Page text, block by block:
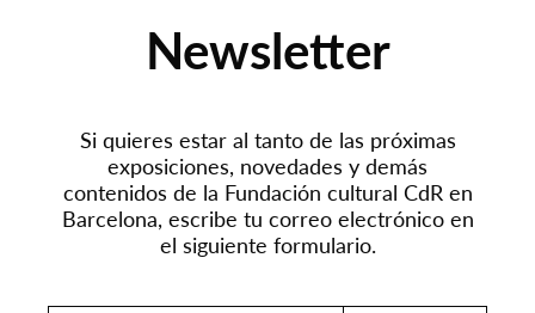
Newsletter
Si quieres estar al tanto de las próximas
exposiciones, novedades y demás
contenidos de la Fundación cultural CdR en
Barcelona, escribe tu correo electrónico en
el siguiente formulario.